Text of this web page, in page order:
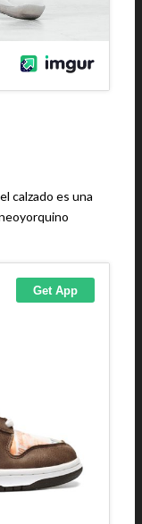
calzado es una